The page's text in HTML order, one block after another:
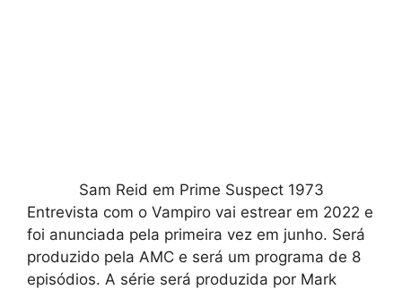
Sam Reid em Prime Suspect 1973
Entrevista com o Vampiro vai estrear em 2022 e
foi anunciada pela primeira vez em junho. Será
produzido pela AMC e será um programa de 8
episódios. A série será produzida por Mark